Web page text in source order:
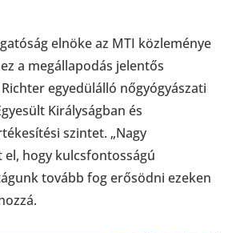
elnöke az MTI közleménye
a megállapodás jelentős
egyedülálló nőgyógyászati
Királyságban és
szintet. „Nagy
el, hogy kulcsfontosságú
tovább fog erősödni ezeken